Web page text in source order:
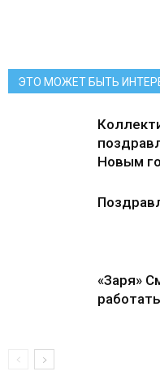
ЭТО МОЖЕТ БЫТЬ
Новым
«Заря»